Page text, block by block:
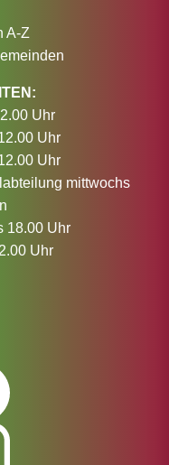
A-Z
Uhr
Uhr
Uhr
mittwochs
18.00 Uhr
Uhr